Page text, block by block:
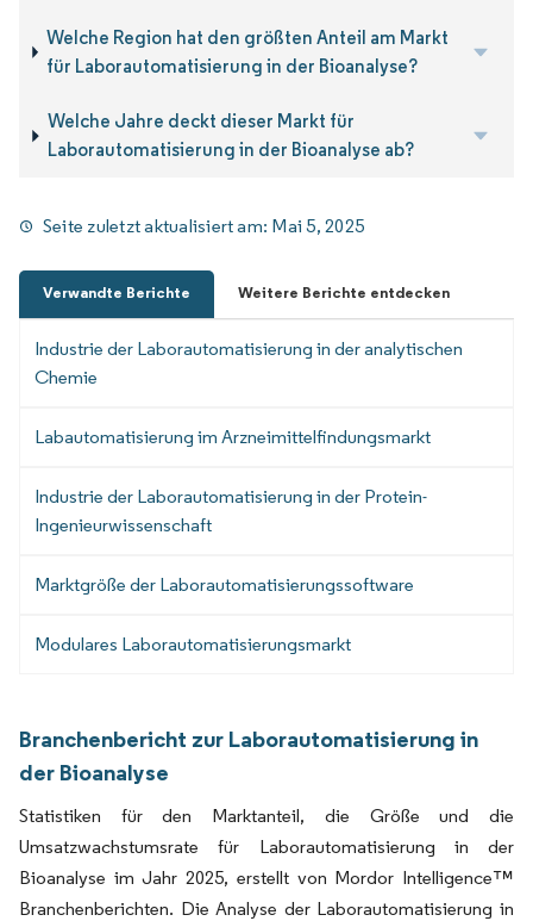
Welche Region hat den größten Anteil am Markt
für Laborautomatisierung in der Bioanalyse?
Welche Jahre deckt dieser Markt für
Laborautomatisierung in der Bioanalyse ab?
Seite zuletzt aktualisiert am: Mai 5, 2025
Verwandte Berichte Weitere Berichte entdecken
Industrie der Laborautomatisierung in der analytischen
Chemie
Labautomatisierung im Arzneimittelfindungsmarkt
Industrie der Laborautomatisierung in der Protein-
Ingenieurwissenschaft
Marktgröße der Laborautomatisierungssoftware
Modulares Laborautomatisierungsmarkt
Branchenbericht zur Laborautomatisierung in
der Bioanalyse
Statistiken für den Marktanteil, die Größe und die
Umsatzwachstumsrate für Laborautomatisierung in der
Bioanalyse im Jahr 2025, erstellt von Mordor Intelligence™
Branchenberichten. Die Analyse der Laborautomatisierung in